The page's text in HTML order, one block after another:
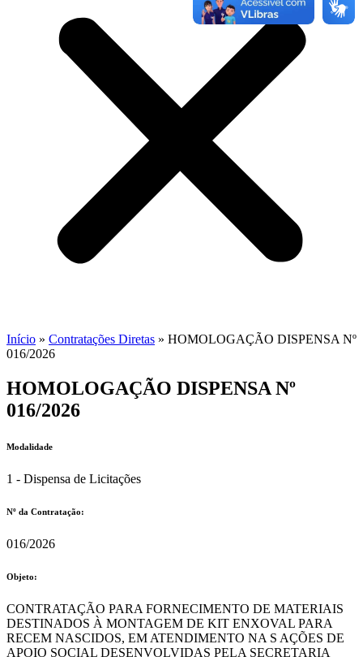
Início » Contratações Diretas » HOMOLOGAÇÃO DISPENSA Nº
016/2026
HOMOLOGAÇÃO DISPENSA Nº
016/2026
Modalidade
1 - Dispensa de Licitações
Nº da Contratação:
016/2026
Objeto:
CONTRATAÇÃO PARA FORNECIMENTO DE MATERIAIS
DESTINADOS À MONTAGEM DE KIT ENXOVAL PARA
RECEM NASCIDOS, EM ATENDIMENTO NA S AÇÕES DE
APOIO SOCIAL DESENVOLVIDAS PELA SECRETARIA